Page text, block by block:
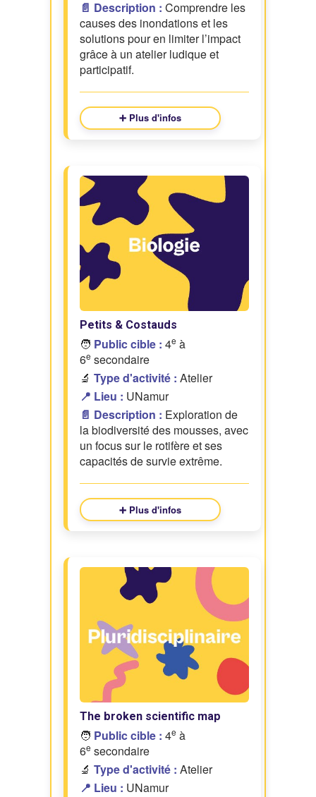
📄 Description : Comprendre les
causes des inondations et les
solutions pour en limiter l’impact
grâce à un atelier ludique et
participatif.
➕ Plus d'infos
Petits & Costauds
🧑 Public cible : 4e à
6e secondaire
🔬 Type d'activité : Atelier
📍 Lieu : UNamur
📄 Description : Exploration de
la biodiversité des mousses, avec
un focus sur le rotifère et ses
capacités de survie extrême.
➕ Plus d'infos
The broken scientific map
🧑 Public cible : 4e à
6e secondaire
🔬 Type d'activité : Atelier
📍 Lieu : UNamur